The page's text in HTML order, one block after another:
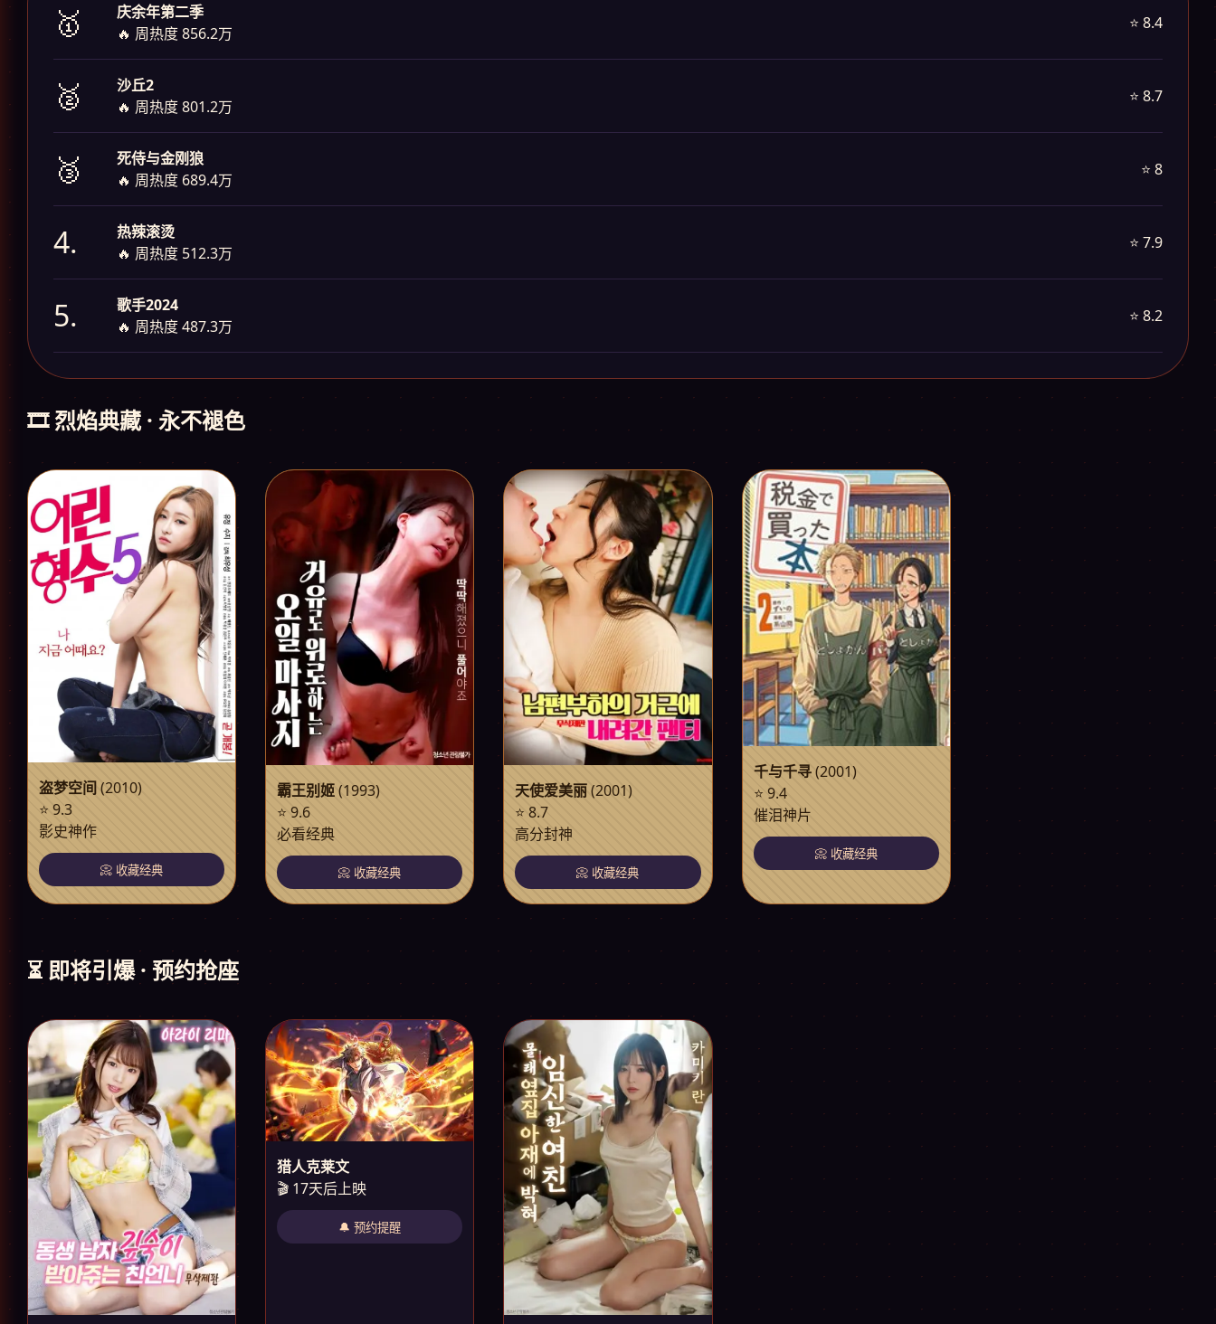
🥇
庆余年第二季
🔥 周热度 856.2万
⭐ 8.4
🥈
沙丘2
🔥 周热度 801.2万
⭐ 8.7
🥉
死侍与金刚狼
🔥 周热度 689.4万
⭐ 8
4.
热辣滚烫
🔥 周热度 512.3万
⭐ 7.9
5.
歌手2024
🔥 周热度 487.3万
⭐ 8.2
🎞️ 烈焰典藏 · 永不褪色
盗梦空间 (2010)
⭐ 9.3
影史神作
📀 收藏经典
霸王别姬(1993)
⭐ 9.6
必看经典
📀 收藏经典
天使爱美丽(2001)
⭐ 8.7
高分封神
📀 收藏经典
千与千寻(2001)
⭐ 9.4
催泪神片
📀 收藏经典
⏳ 即将引爆 · 预约抢座
猎人克莱文
🎬 17天后上映
🔔 预约提醒